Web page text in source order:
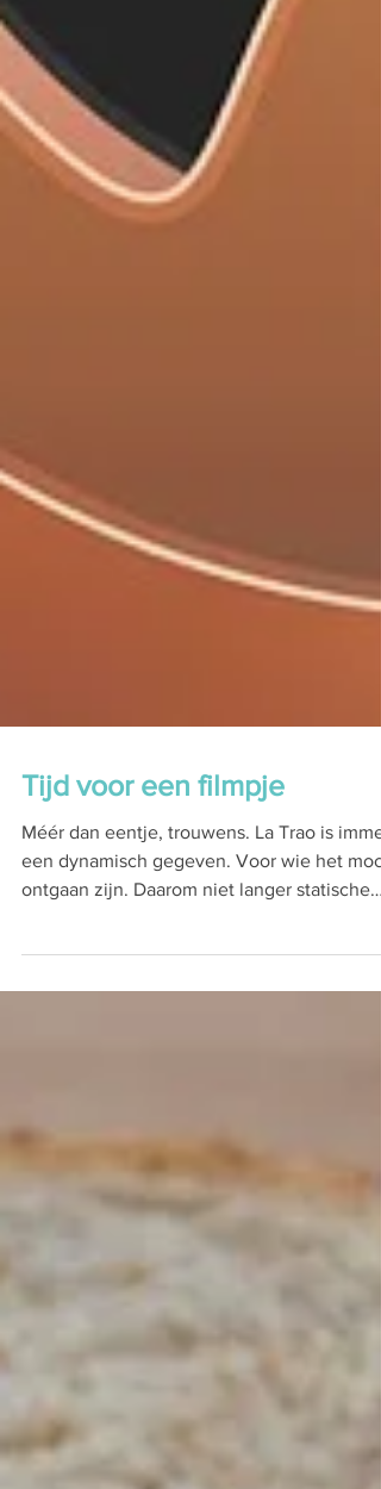
Tijd voor een filmpje
Méér dan eentje, trouwens. La Trao is
een dynamisch gegeven. Voor wie het
foto's,...